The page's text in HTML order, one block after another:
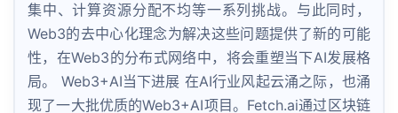
集中、计算资源分配不均等一系列挑战。与此同时，
Web3的去中心化理念为解决这些问题提供了新的可能
性，在Web3的分布式网络中，将会重塑当下AI发展格
局。 Web3+AI当下进展 在AI行业风起云涌之际，也涌
现了一大批优质的Web3+AI项目。Fetch.ai通过区块链